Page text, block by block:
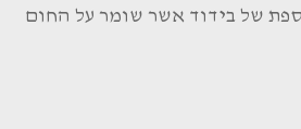
של בידוד אשר שומר על החום